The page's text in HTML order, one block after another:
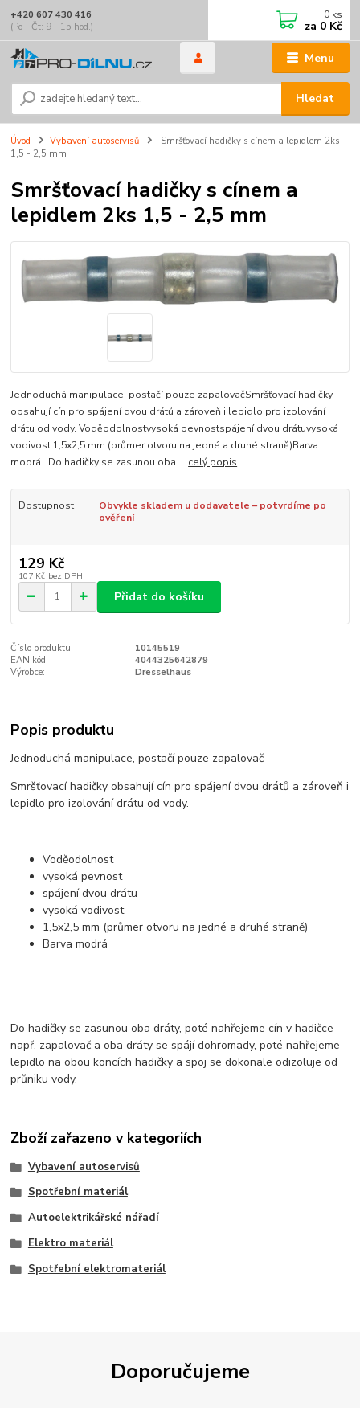
Menu
Hledat
+420 607 430 416
(Po - Čt: 9 - 15 hod.)
0 ks
za 0 Kč
Úvod Vybavení autoservisů
Smršťovací hadičky s cínem a lepidlem 2ks
1,5 - 2,5 mm
Smršťovací hadičky s cínem a
lepidlem 2ks 1,5 - 2,5 mm
Jednoduchá manipulace, postačí pouze zapalovačSmršťovací hadičky
obsahují cín pro spájení dvou drátů a zároveň i lepidlo pro izolování
drátu od vody. Voděodolnostvysoká pevnostspájení dvou drátuvysoká
vodivost 1,5x2,5 mm (průmer otvoru na jedné a druhé straně)Barva
modrá Do hadičky se zasunou oba ... celý popis
Dostupnost
Obvykle skladem u dodavatele – potvrdíme po
ověření
129 Kč
107 Kč bez DPH
Přidat do košíku
Číslo produktu:
10145519
EAN kód:
4044325642879
Výrobce:
Dresselhaus
Popis produktu
Jednoduchá manipulace, postačí pouze zapalovač
Smršťovací hadičky obsahují cín pro spájení dvou drátů a zároveň i
lepidlo pro izolování drátu od vody.
Voděodolnost
vysoká pevnost
spájení dvou drátu
vysoká vodivost
1,5x2,5 mm (průmer otvoru na jedné a druhé straně)
Barva modrá
Do hadičky se zasunou oba dráty, poté nahřejeme cín v hadičce
např. zapalovač a oba dráty se spájí dohromady, poté nahřejeme
lepidlo na obou koncích hadičky a spoj se dokonale odizoluje od
průniku vody.
Zboží zařazeno v kategoriích
Vybavení autoservisů
Spotřební materiál
Autoelektrikářské nářadí
Elektro materiál
Spotřební elektromateriál
Doporučujeme